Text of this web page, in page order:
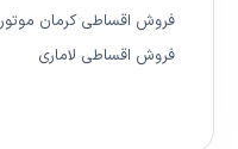
فروش اقساطی کرمان موتور
فروش اقساطی لاماری